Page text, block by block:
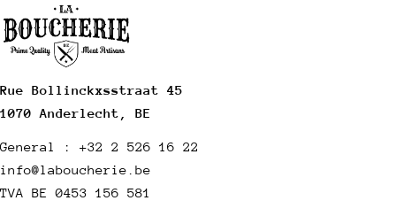
Rue Bollinckxsstraat 45
1070 Anderlecht, BE
General : +32 2 526 16 22
info@laboucherie.be
TVA BE 0453 156 581